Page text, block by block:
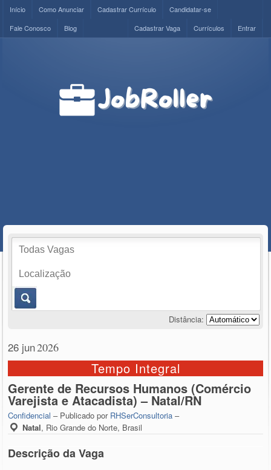
Início Como Anunciar Cadastrar Currículo
Candidatar-se
Fale Conosco
Blog Entrar
Currículos
Cadastrar Vaga
Distância:
26 jun2026
Tempo Integral
Gerente de Recursos Humanos (Comércio
Varejista e Atacadista) – Natal/RN
Confidencial – Publicado por RHSerConsultoria –
Natal, Rio Grande do Norte, Brasil
Descrição da Vaga